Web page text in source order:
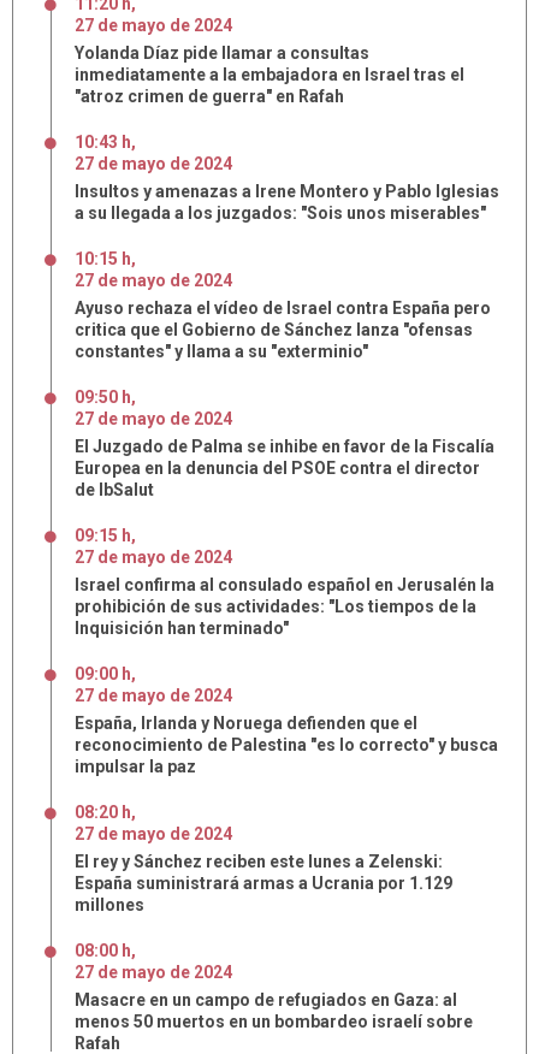
27 de mayo de 2024
Yolanda Díaz pide llamar a consultas
inmediatamente a la embajadora en Israel tras el
"atroz crimen de guerra" en Rafah
10:43 h,
27 de mayo de 2024
Insultos y amenazas a Irene Montero y Pablo Iglesias
a su llegada a los juzgados: "Sois unos miserables"
10:15 h,
27 de mayo de 2024
Ayuso rechaza el vídeo de Israel contra España pero
critica que el Gobierno de Sánchez lanza "ofensas
constantes" y llama a su "exterminio"
09:50 h,
27 de mayo de 2024
El Juzgado de Palma se inhibe en favor de la Fiscalía
Europea en la denuncia del PSOE contra el director
de IbSalut
09:15 h,
27 de mayo de 2024
Israel confirma al consulado español en Jerusalén la
prohibición de sus actividades: "Los tiempos de la
Inquisición han terminado"
09:00 h,
27 de mayo de 2024
España, Irlanda y Noruega defienden que el
reconocimiento de Palestina "es lo correcto" y busca
impulsar la paz
08:20 h,
27 de mayo de 2024
El rey y Sánchez reciben este lunes a Zelenski:
España suministrará armas a Ucrania por 1.129
millones
08:00 h,
27 de mayo de 2024
Masacre en un campo de refugiados en Gaza: al
menos 50 muertos en un bombardeo israelí sobre
Rafah